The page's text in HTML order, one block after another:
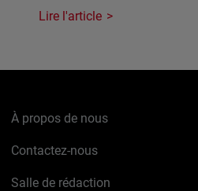
Lire l'article
À propos de nous
Contactez-nous
Salle de rédaction